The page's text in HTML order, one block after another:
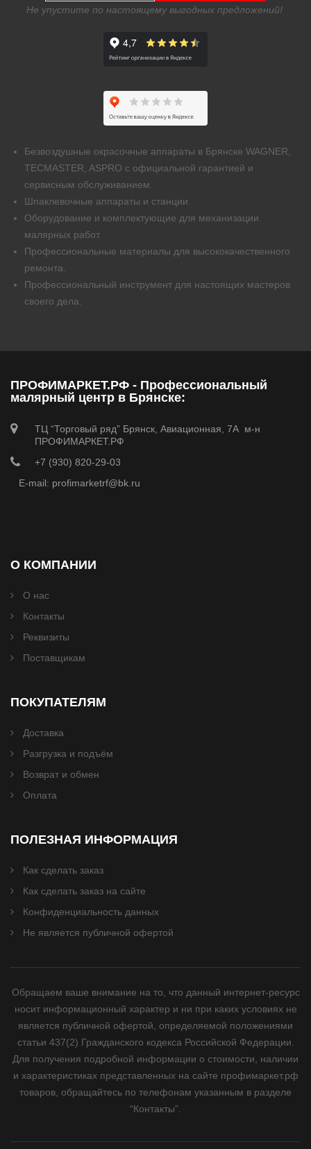
Не упустите по настоящему выгодных предложений!
Безвоздушные окрасочные аппараты в Брянске WAGNER,
TECMASTER, ASPRO с официальной гарантией и
сервисным обслуживанием.
Шпаклевочные аппараты и станции.
Оборудование и комплектующие для механизации
малярных работ.
Профессиональные материалы для высококачественного
ремонта.
Профессиональный инструмент для настоящих мастеров
своего дела.
ПРОФИМАРКЕТ.РФ - Профессиональный
малярный центр в Брянске:
ТЦ “Торговый ряд” Брянск, Авиационная, 7А м-н
ПРОФИМАРКЕТ.РФ
+7 (930) 820-29-03
E-mail: profimarketrf@bk.ru
О КОМПАНИИ
О нас
Контакты
Реквизиты
Поставщикам
ПОКУПАТЕЛЯМ
Доставка
Разгрузка и подъём
Возврат и обмен
Оплата
ПОЛЕЗНАЯ ИНФОРМАЦИЯ
Как сделать заказ
Как сделать заказ на сайте
Конфиденциальность данных
Не является публичной офертой
Обращаем ваше внимание на то, что данный интернет-ресурс
носит информационный характер и ни при каких условиях не
является публичной офертой, определяемой положениями
статьи 437(2) Гражданского кодекса Российской Федерации.
Для получения подробной информации о стоимости, наличии
и характеристиках представленных на сайте профимаркет.рф
товаров, обращайтесь по телефонам указанным в разделе
“Контакты”.